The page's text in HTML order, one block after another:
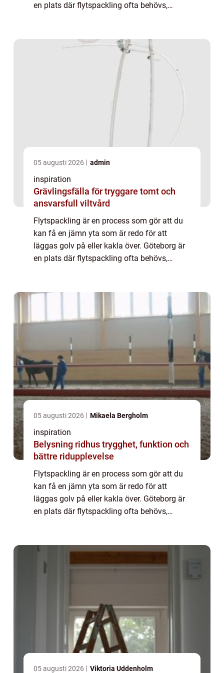
en plats där flytspackling ofta behövs,
05 augusti 2026 admin
inspiration
Grävlingsfälla för tryggare tomt och
ansvarsfull viltvård
Flytspackling är en process som gör att du
kan få en jämn yta som är redo för att
läggas golv på eller kakla över. Göteborg är
en plats där flytspackling ofta behövs,
05 augusti 2026 Mikaela Bergholm
inspiration
Belysning ridhus trygghet, funktion och
bättre ridupplevelse
Flytspackling är en process som gör att du
kan få en jämn yta som är redo för att
läggas golv på eller kakla över. Göteborg är
en plats där flytspackling ofta behövs,
05 augusti 2026 Viktoria Uddenholm